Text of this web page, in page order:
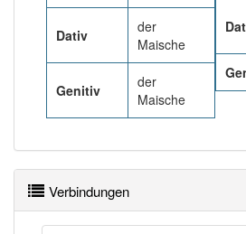
Dativ
der
Maische
Genitiv
der
Maische
Verbindungen